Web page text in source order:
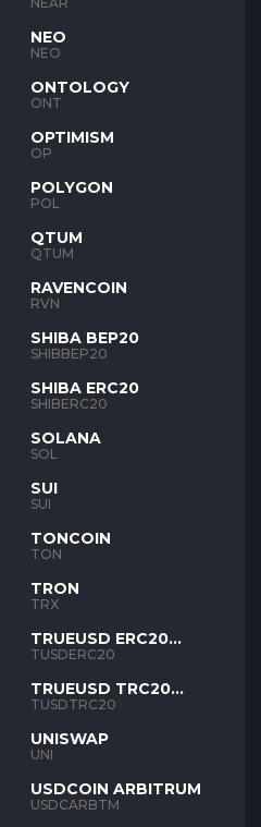
NEO
NEO
ONTOLOGY
ONT
OPTIMISM
OP
POLYGON
POL
QTUM
QTUM
RAVENCOIN
RVN
SHIBA BEP20
SHIBBEP20
SHIBA ERC20
SHIBERC20
SOLANA
SOL
SUI
SUI
TONCOIN
TON
TRON
TRX
TRUEUSD ERC20
TUSD
TUSDERC20
TRUEUSD TRC20
TUSD
TUSDTRC20
UNISWAP
UNI
USDCOIN ARBITRUM
USDCARBTM